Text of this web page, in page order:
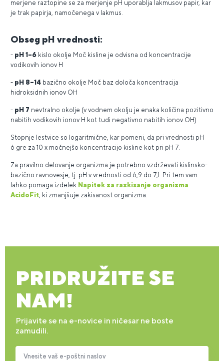
merjene raztopine se za merjenje pH uporablja lakmusov papir, kar
je trak papirja, namočenega v lakmus.
Obseg pH vrednosti:
- pH 1–6 kislo okolje Moč kisline je odvisna od koncentracije
vodikovih ionov H
- pH 8–14 bazično okolje Moč baz določa koncentracija
hidroksidnih ionov OH
- pH 7 nevtralno okolje (v vodnem okolju je enaka količina pozitivno
nabitih vodikovih ionov H kot tudi negativno nabitih ionov OH)
Stopnje lestvice so logaritmične, kar pomeni, da pri vrednosti pH
6 gre za 10 x močnejšo koncentracijo kisline kot pri pH 7.
Za pravilno delovanje organizma je potrebno vzdrževati kislinsko-
bazično ravnovesje, tj. pH v vrednosti od 6,9 do 7,1. Pri tem vam
lahko pomaga izdelek Napitek za razkisanje organizma
AcidoFit , ki zmanjšuje zakisanost organizma.
PRIDRUŽITE SE
NAM!
Prijavite se na e-novice in ničesar ne boste
zamudili.
Vnesite vaš e-poštni naslov